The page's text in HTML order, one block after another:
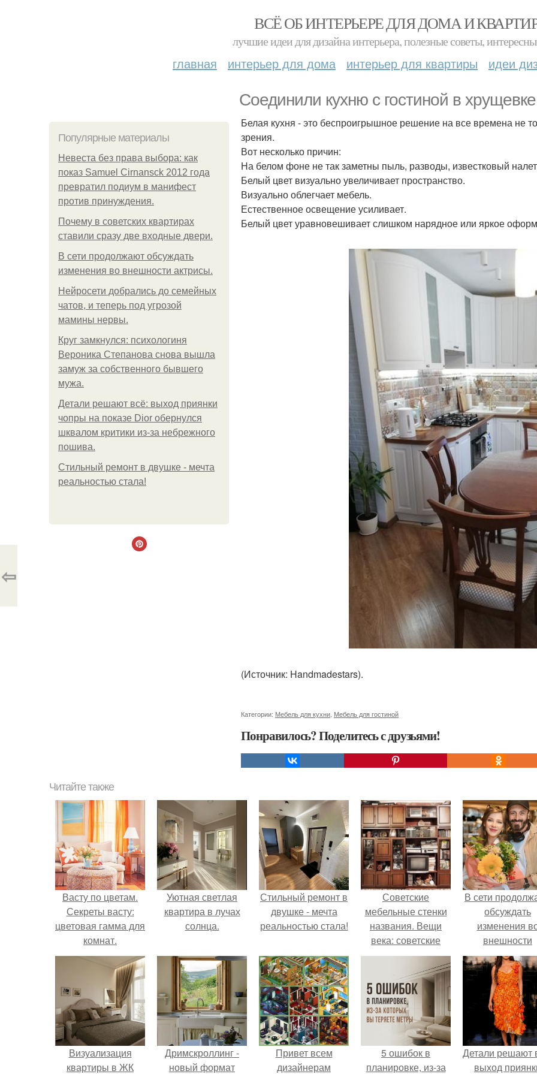
ВСЁ ОБ ИНТЕРЬЕРЕ ДЛЯ ДОМА И
лучшие идеи для дизайна интерьера, полезные советы,
главная интерьер для дома интерьер для квартиры идеи
Соединили кухню с гостиной в
Популярные материалы
Невеста без права выбора: как
показ Samuel Cirnansck 2012 года
превратил подиум в манифест
против принуждения.
Почему в советских квартирах
ставили сразу две входные двери.
В сети продолжают обсуждать
изменения во внешности актрисы.
Нейросети добрались до семейных
чатов, и теперь под угрозой
мамины нервы.
Круг замкнулся: психологиня
Вероника Степанова снова вышла
замуж за собственного бывшего
мужа.
Детали решают всё: выход приянки
чопры на показе Dior обернулся
шквалом критики из-за небрежного
пошива.
Стильный ремонт в двушке - мечта
реальностью стала!
Белая кухня - это беспроигрышное решение на все времена не
зрения.
Вот несколько причин:
На белом фоне не так заметны пыль, разводы, известковый
Белый цвет визуально увеличивает пространство.
Визуально облегчает мебель.
Естественное освещение усиливает.
Белый цвет уравновешивает слишком нарядное или яркое
(Источник: Handmadestars).
Категории: Мебель для кухни Мебель для гостиной
Понравилось? Поделитесь с друзьями!
⇦
Читайте также
Васту по цветам.
Секреты васту:
цветовая гамма для
комнат.
Уютная светлая
квартира в лучах
солнца.
Стильный ремонт в
двушке - мечта
реальностью стала!
Советские
мебельные стенки
названия. Вещи
века: советские
стенки 80-х.
В сети
обсуждать
изменения
внешности
актрисы.
Визуализация
квартиры в ЖК
Дримскроллинг -
новый формат
Привет всем
дизайнерам
5 ошибок в
планировке, из-за
Детали решают
выход